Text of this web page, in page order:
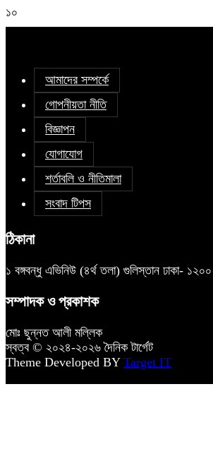
১০
আমাদের সম্পর্কে
গোপনীয়তা নীতি
বিজ্ঞাপন
যোগাযোগ
শর্তাবলি ও নীতিমালা
সংবাদ টিপস
ঠিকানা
১ বঙ্গবন্ধু এভিনিউ (৪র্থ তলা) গুলিস্তান ঢাকা- ১২০০
সম্পাদক ও প্রকাশক
মোঃ ছুন্নত আলী মল্লিক
স্বত্ব © ২০২৪-২০২৬ দৈনিক টার্গেট
Theme Developed BY Target IT